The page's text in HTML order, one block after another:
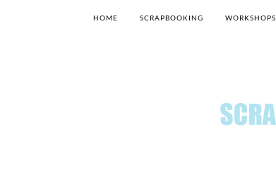
HOME SCRAPBOOKING WORKSHOPS